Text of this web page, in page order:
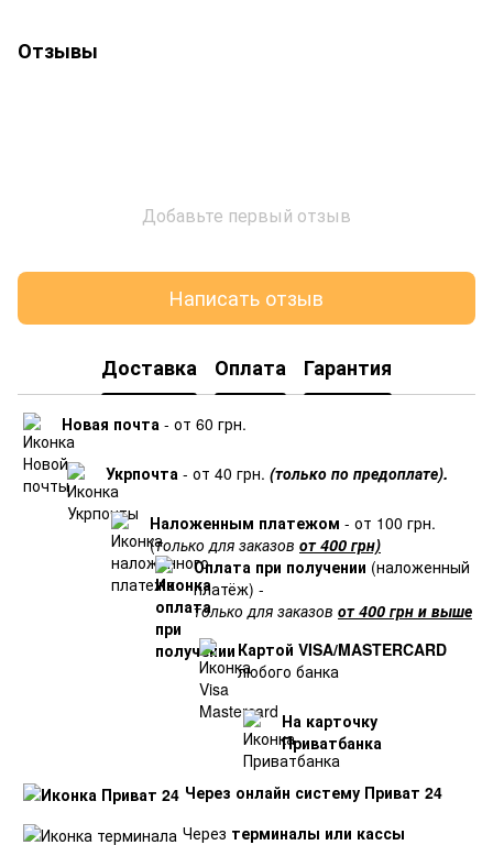
Отзывы
Добавьте первый отзыв
Написать отзыв
Доставка Оплата Гарантия
Новая почта - от 60 грн.
Укрпочта - от 40 грн. (только по предоплате).
Наложенным платежом - от 100 грн.
(только для заказов от 400 грн)
Оплата при получении (наложенный
платёж) -
только для заказов от 400 грн и выше
Картой VISA/MASTERCARD
любого банка
На карточку
Приватбанка
Через онлайн систему Приват 24
Через терминалы или кассы